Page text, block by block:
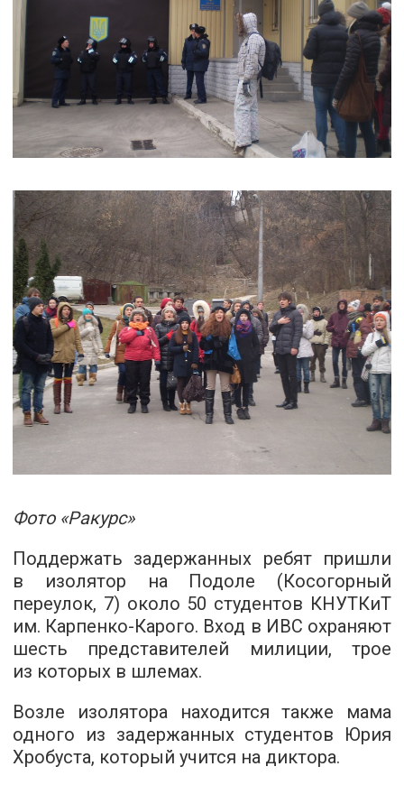
Фото «Ракурс»
Поддержать задержанных ребят пришли
в изолятор на Подоле (Косогорный
переулок, 7) около 50 студентов КНУТКиТ
им. Карпенко-Карого. Вход в ИВС охраняют
шесть представителей милиции, трое
из которых в шлемах.
Возле изолятора находится также мама
одного из задержанных студентов Юрия
Хробуста, который учится на диктора.